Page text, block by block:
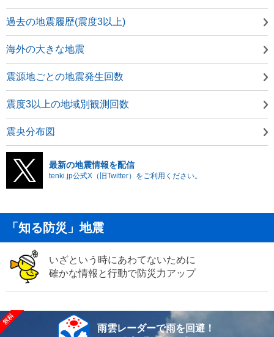
過去の地震履歴(震度3以上)
海外の大きな地震
震源地ごとの地震発生回数
震度3以上の地域別観測回数
震央分布図
最新の地震情報を配信
tenki.jp公式X（旧Twitter）をご利用ください。
「知る防災」地震
いざという時にあわてないために
確かな情報と行動で防災力アップ
雨雲レーダーで雨を回避！